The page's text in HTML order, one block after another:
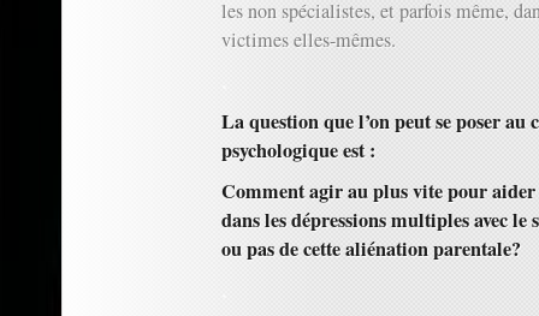
les non spécialistes, et parfois même,
victimes elles-mêmes.
La question que l’on peut se poser au
psychologique est :
Comment agir au plus vite pour aider
dans les dépressions multiples avec le
ou pas de cette aliénation parentale?